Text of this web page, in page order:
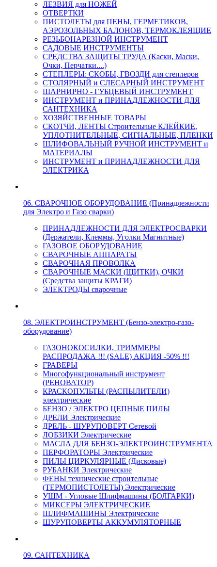
ЛЕЗВИЯ для НОЖЕЙ
ОТВЕРТКИ
ПИСТОЛЕТЫ для ПЕНЫ, ГЕРМЕТИКОВ,
АЭРОЗОЛЬНЫХ БАЛОНОВ, ТЕРМОКЛЕЯЩИЕ
РЕЗЬБОНАРЕЗНОЙ ИНСТРУМЕНТ
САДОВЫЕ ИНСТРУМЕНТЫ
СРЕДСТВА ЗАЩИТЫ ТРУДА (Каски, Маски,
Очки, Перчатки....)
СТЕПЛЕРЫ: СКОБЫ, ГВОЗДИ для степлеров
СТОЛЯРНЫЙ и СЛЕСАРНЫЙ ИНСТРУМЕНТ
ШАРНИРНО - ГУБЦЕВЫЙ ИНСТРУМЕНТ
ИНСТРУМЕНТ и ПРИНАДЛЕЖНОСТИ ДЛЯ
САНТЕХНИКА
ХОЗЯЙСТВЕННЫЕ ТОВАРЫ
СКОТЧИ, ЛЕНТЫ Строительные КЛЕЙКИЕ,
УПЛОТНИТЕЛЬНЫЕ, СИГНАЛЬНЫЕ, ПЛЕНКИ
ШЛИФОВАЛЬНЫЙ РУЧНОЙ ИНСТРУМЕНТ и
МАТЕРИАЛЫ
ИНСТРУМЕНТ и ПРИНАДЛЕЖНОСТИ ДЛЯ
ЭЛЕКТРИКА
06. СВАРОЧНОЕ ОБОРУДОВАНИЕ (Принадлежности
для Электро и Газо сварки)
ПРИНАДЛЕЖНОСТИ ДЛЯ ЭЛЕКТРОСВАРКИ
(Держатели, Клеммы, Уголки Магнитные)
ГАЗОВОЕ ОБОРУДОВАНИЕ
СВАРОЧНЫЕ АППАРАТЫ
СВАРОЧНАЯ ПРОВОЛКА
СВАРОЧНЫЕ МАСКИ (ЩИТКИ), ОЧКИ
(Средства защиты КРАГИ)
ЭЛЕКТРОДЫ сварочные
08. ЭЛЕКТРОИНСТРУМЕНТ (Бензо-электро-газо-
оборудование)
ГАЗОНОКОСИЛКИ, ТРИММЕРЫ
РАСПРОДАЖА !!! (SALE) АКЦИЯ -50% !!!
ГРАВЕРЫ
Многофункциональный инструмент
(РЕНОВАТОР)
КРАСКОПУЛЬТЫ (РАСПЫЛИТЕЛИ)
электрические
БЕНЗО / ЭЛЕКТРО ЦЕПНЫЕ ПИЛЫ
ДРЕЛИ Электрические
ДРЕЛЬ - ШУРУПОВЕРТ Сетевой
ЛОБЗИКИ Электрические
МАСЛА ДЛЯ БЕНЗО-ЭЛЕКТРОИНСТРУМЕНТА
ПЕРФОРАТОРЫ Электрические
ПИЛЫ ЦИРКУЛЯРНЫЕ (Дисковые)
РУБАНКИ Электрические
ФЕНЫ технические строительные
(ТЕРМОПИСТОЛЕТЫ) Электрические
УШМ - Угловые Шлифмашины (БОЛГАРКИ)
МИКСЕРЫ ЭЛЕКТРИЧЕСКИЕ
ШЛИФМАШИНЫ Электрические
ШУРУПОВЕРТЫ АККУМУЛЯТОРНЫЕ
09. САНТЕХНИКА